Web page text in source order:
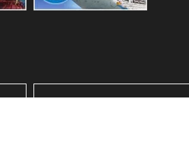
フジキュー整備バス事業部